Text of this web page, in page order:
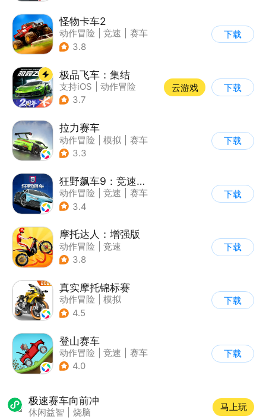
怪物卡车2
动作冒险 竞速
赛车
| 卡通
3.8
下载
极品飞车：集结
支持iOS
动作冒险
| 竞速
3.7
云游戏 下载
拉力赛车
动作冒险 模拟
赛车
| 漂移
3.3
下载
狂野飙车9：竞速传奇
动作冒险 竞速
赛车
| 狂野飙车
3.4
下载
摩托达人：增强版
动作冒险
竞速
| 摩托车
3.8
下载
真实摩托锦标赛
动作冒险
模拟
| 摩托车
4.5
下载
登山赛车
动作冒险 竞速
赛车
| 卡通
4.0
下载
极速赛车向前冲
休闲益智 烧脑
马上玩